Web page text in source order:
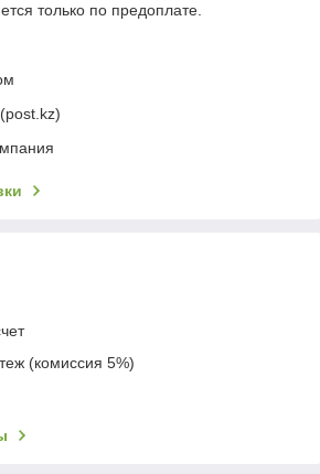
только по предоплате.
(комиссия 5%)